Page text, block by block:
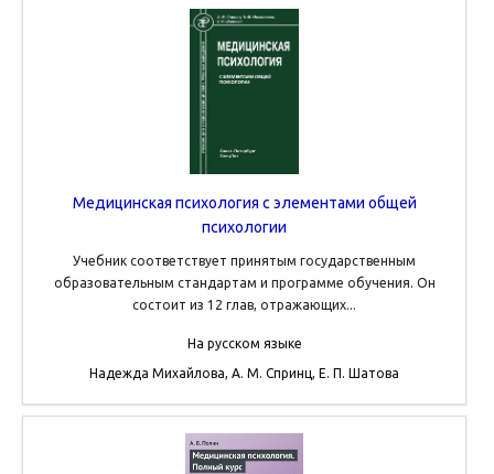
Медицинская психология с элементами общей
психологии
Учебник соответствует принятым государственным
образовательным стандартам и программе обучения. Он
состоит из 12 глав, отражающих...
На русском языке
Надежда Михайлова, А. М. Спринц, Е. П. Шатова